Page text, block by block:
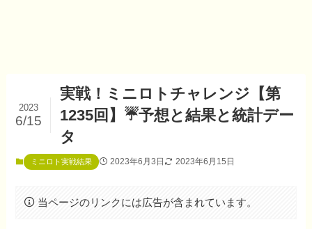
実戦！ミニロトチャレンジ【第
1235回】☔予想と結果と統計デー
タ
2023
6/15
ミニロト実戦結果 2023年6月3日 2023年6月15日
当ページのリンクには広告が含まれています。